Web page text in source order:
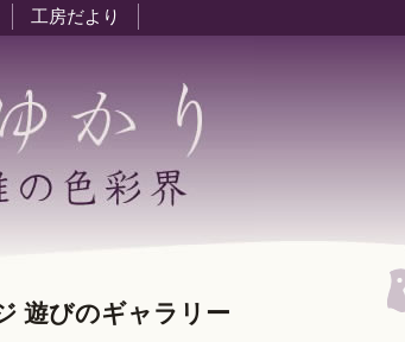
工房だより
遊びのギャラリー